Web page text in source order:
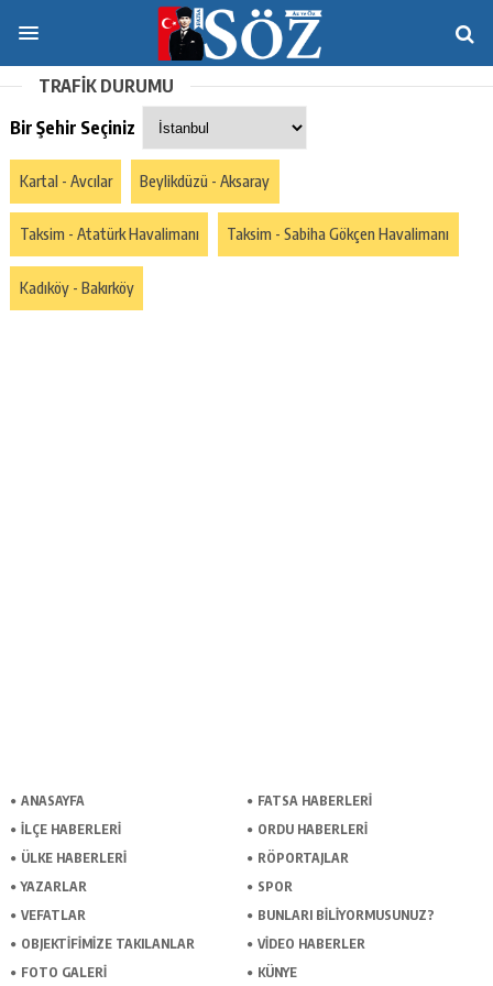
TRAFİK DURUMU
Bir Şehir Seçiniz
Kartal - Avcılar Beylikdüzü - Aksaray
Taksim - Atatürk Havalimanı Taksim - Sabiha Gökçen Havalimanı
Kadıköy - Bakırköy
ANASAYFA
FATSA HABERLERI
İLÇE HABERLERI
ORDU HABERLERI
ÜLKE HABERLERI
RÖPORTAJLAR
YAZARLAR
SPOR
VEFATLAR
BUNLARI BILIYORMUSUNUZ?
OBJEKTIFIMIZE TAKILANLAR
VIDEO HABERLER
FOTO GALERI
KÜNYE